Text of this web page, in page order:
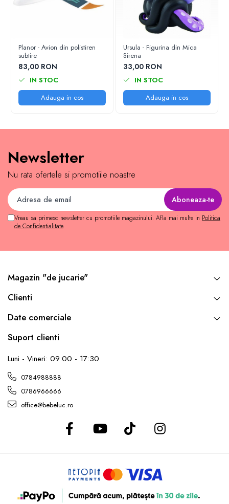
Planor - Avion din polistiren
subtire
83,00 RON
IN STOC
Adauga in cos
Ursula - Figurina din Mica
Sirena
33,00 RON
IN STOC
Adauga in cos
Newsletter
Nu rata ofertele si promotiile noastre
Vreau sa primesc newsletter cu promotiile magazinului. Afla mai multe in Politica
de Confidentialitate
Magazin "de jucarie"
Clienti
Date comerciale
Suport clienti
Luni - Vineri: 09:00 - 17:30
0784988888
0786966666
office@bebeluc.ro